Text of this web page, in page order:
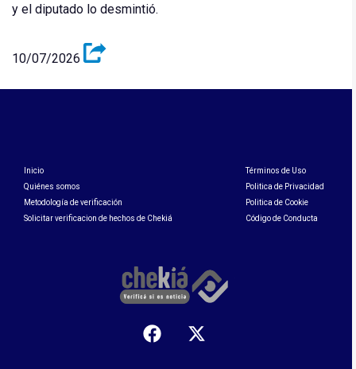
y el diputado lo desmintió.
10/07/2026
Inicio
Quiénes somos
Metodología de verificación
Solicitar verificacion de hechos de Chekiá
Términos de Uso
Politica de Privacidad
Politica de Cookie
Código de Conducta